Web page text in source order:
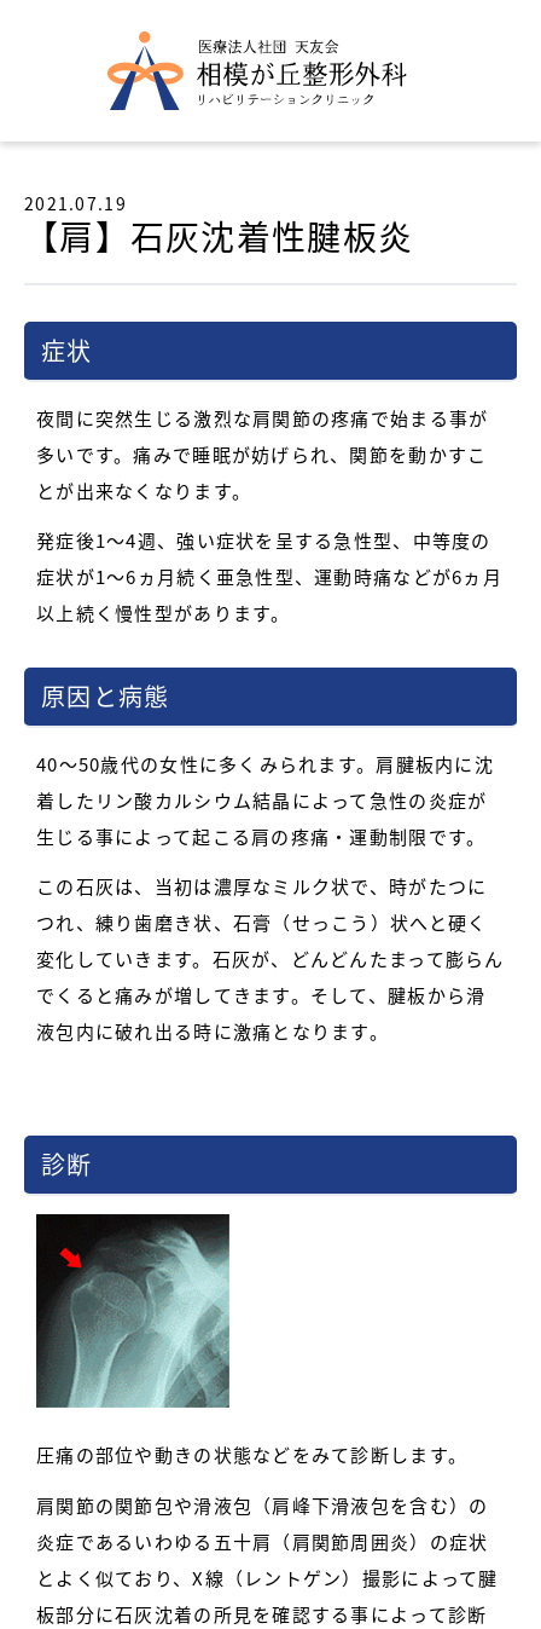
2021.07.19
【肩】石灰沈着性腱板炎
症状
夜間に突然生じる激烈な肩関節の疼痛で始まる事が
多いです。痛みで睡眠が妨げられ、関節を動かすこ
とが出来なくなります。
発症後1～4週、強い症状を呈する急性型、中等度の
症状が1～6ヵ月続く亜急性型、運動時痛などが6ヵ月
以上続く慢性型があります。
原因と病態
40～50歳代の女性に多くみられます。肩腱板内に沈
着したリン酸カルシウム結晶によって急性の炎症が
生じる事によって起こる肩の疼痛・運動制限です。
この石灰は、当初は濃厚なミルク状で、時がたつに
つれ、練り歯磨き状、石膏（せっこう）状へと硬く
変化していきます。石灰が、どんどんたまって膨らん
でくると痛みが増してきます。そして、腱板から滑
液包内に破れ出る時に激痛となります。
診断
圧痛の部位や動きの状態などをみて診断します。
肩関節の関節包や滑液包（肩峰下滑液包を含む）の
炎症であるいわゆる五十肩（肩関節周囲炎）の症状
とよく似ており、X線（レントゲン）撮影によって腱
板部分に石灰沈着の所見を確認する事によって診断